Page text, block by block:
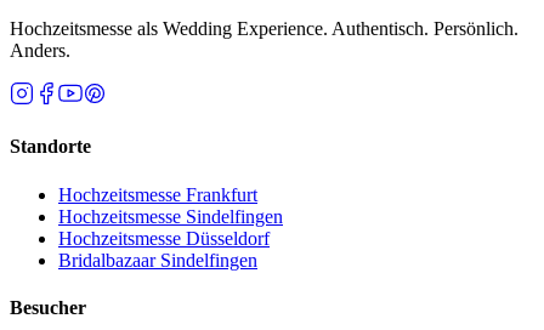
Hochzeitsmesse als Wedding Experience. Authentisch. Persönlich.
Anders.
Standorte
Hochzeitsmesse Frankfurt
Hochzeitsmesse Sindelfingen
Hochzeitsmesse Düsseldorf
Bridalbazaar Sindelfingen
Besucher